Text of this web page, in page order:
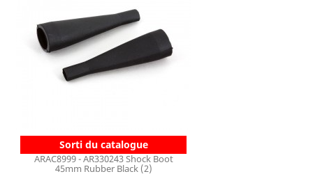
Sorti du catalogue
ARAC8999 - AR330243 Shock Boot
45mm Rubber Black (2)